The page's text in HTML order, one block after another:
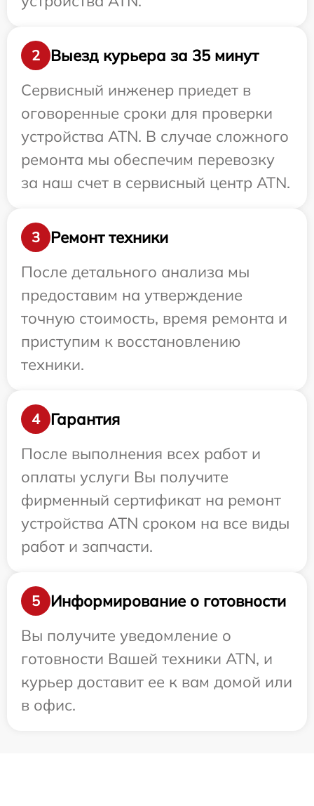
2
Выезд курьера за 35 минут
Сервисный инженер приедет в
оговоренные сроки для проверки
устройства ATN. В случае сложного
ремонта мы обеспечим перевозку
за наш счет в сервисный центр ATN.
3
Ремонт техники
После детального анализа мы
предоставим на утверждение
точную стоимость, время ремонта и
приступим к восстановлению
техники.
4
Гарантия
После выполнения всех работ и
оплаты услуги Вы получите
фирменный сертификат на ремонт
устройства ATN сроком на все виды
работ и запчасти.
5
Информирование о готовности
Вы получите уведомление о
готовности Вашей техники ATN, и
курьер доставит ее к вам домой или
в офис.